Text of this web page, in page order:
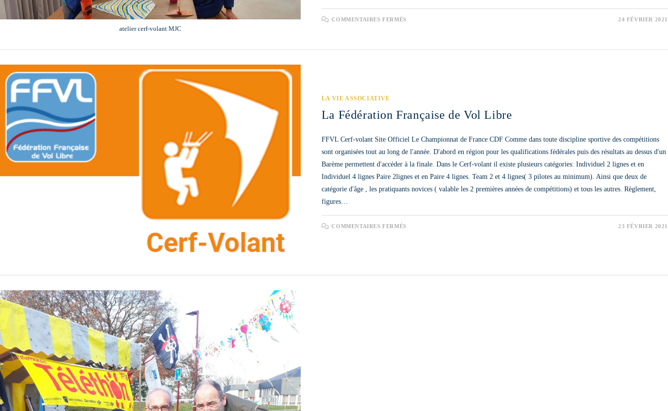
atelier cerf-volant MJC
COMMENTAIRES FERMÉSSUR
24 FÉVRIER 2021
LA VIE ASSOCIATIVE
La Fédération Française de Vol Libre
FFVL Cerf-volant Site Officiel Le Championnat de France CDF Comme dans toute discipline sportive des compétitions
sont organisées tout au long de l'année. D'abord en région pour les qualifications fédérales puis des résultats au dessus d'un
Barème permettent d'accéder à la finale. Dans le Cerf-volant il existe plusieurs catégories: Individuel 2 lignes et en
Individuel 4 lignes Paire 2lignes et en Paire 4 lignes. Team 2 et 4 lignes( 3 pilotes au minimum). Ainsi que deux de
catégorie d'âge , les pratiquants novices ( valable les 2 premières années de compétitions) et tous les autres. Règlement,
figures…
COMMENTAIRES FERMÉSSUR
23 FÉVRIER 2021